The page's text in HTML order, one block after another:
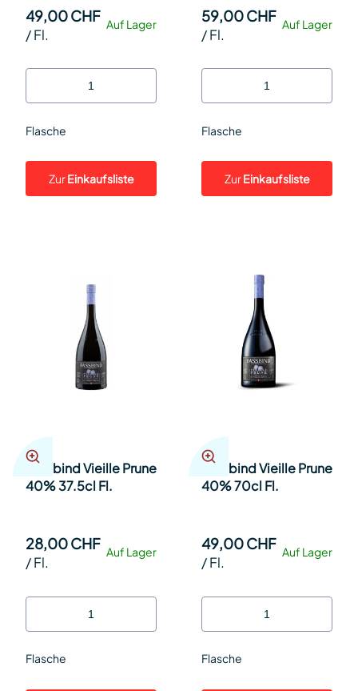
Auf Lager
49,00 CHF
/Fl.
Flasche
ZurEinkaufsliste
Auf Lager
59,00 CHF
/Fl.
Flasche
ZurEinkaufsliste
Fassbind Vieille Prune
40% 37.5cl Fl.
Auf Lager
28,00 CHF
/Fl.
Flasche
Fassbind Vieille Prune
40% 70cl Fl.
Auf Lager
49,00 CHF
/Fl.
Flasche